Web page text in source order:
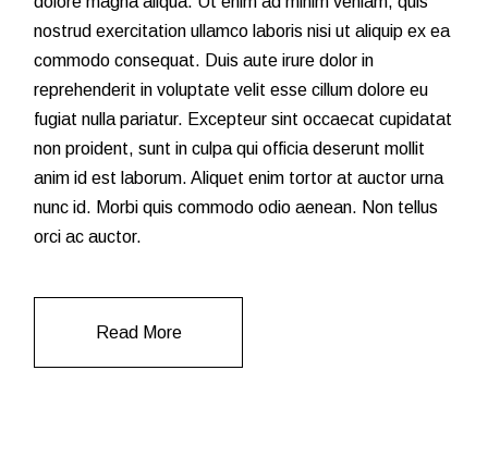
nostrud exercitation ullamco laboris nisi ut aliquip ex ea
commodo consequat. Duis aute irure dolor in
reprehenderit in voluptate velit esse cillum dolore eu
fugiat nulla pariatur. Excepteur sint occaecat cupidatat
non proident, sunt in culpa qui officia deserunt mollit
anim id est laborum. Aliquet enim tortor at auctor urna
nunc id. Morbi quis commodo odio aenean. Non tellus
orci ac auctor.
Read More